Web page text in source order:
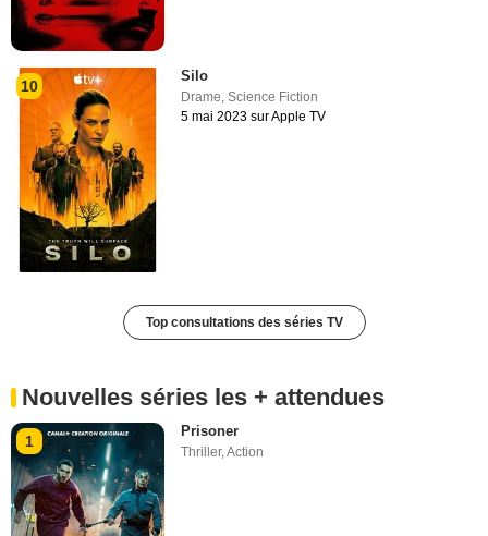
10
Silo
Drame ,Science Fiction
5 mai 2023 sur Apple TV
Top consultations des séries TV
Nouvelles séries les + attendues
1
Prisoner
Thriller,Action